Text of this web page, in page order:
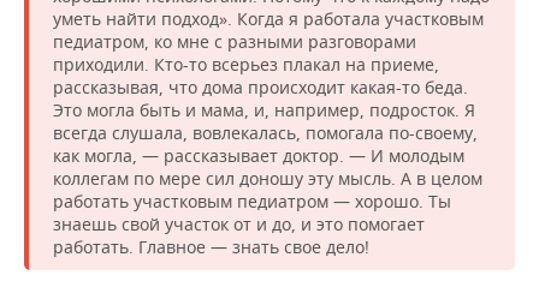
уметь найти подход». Когда я работала участковым
педиатром, ко мне с разными разговорами
приходили. Кто-то всерьез плакал на приеме,
рассказывая, что дома происходит какая-то беда.
Это могла быть и мама, и, например, подросток. Я
всегда слушала, вовлекалась, помогала по-своему,
как могла, — рассказывает доктор. — И молодым
коллегам по мере сил доношу эту мысль. А в целом
работать участковым педиатром — хорошо. Ты
знаешь свой участок от и до, и это помогает
работать. Главное — знать свое дело!